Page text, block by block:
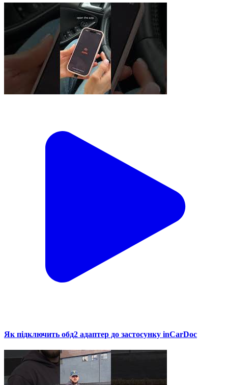
Як підключить обд2 адаптер до застосунку inCarDoc